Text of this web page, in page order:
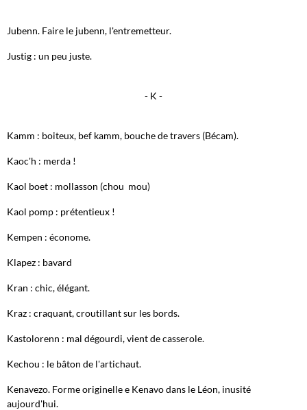
Jubenn. Faire le jubenn, l'entremetteur.
Justig : un peu juste.
- K -
Kamm : boiteux, bef kamm, bouche de travers (Bécam).
Kaoc'h : merda !
Kaol boet : mollasson (chou mou)
Kaol pomp : prétentieux !
Kempen : économe.
Klapez : bavard
Kran : chic, élégant.
Kraz : craquant, croutillant sur les bords.
Kastolorenn : mal dégourdi, vient de casserole.
Kechou : le bâton de l'artichaut.
Kenavezo. Forme originelle e Kenavo dans le Léon, inusité
aujourd'hui.